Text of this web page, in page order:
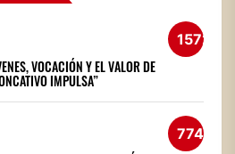
1572
VOCACIÓN Y EL VALOR DE
IMPULSA”
774